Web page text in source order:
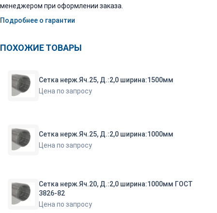
менеджером при оформлении заказа.
Подробнее о гарантии
ПОХОЖИЕ ТОВАРЫ
Сетка нерж.Яч.25, Д.:2,0 ширина:1500мм
Цена по запросу
Сетка нерж.Яч.25, Д.:2,0 ширина:1000мм
Цена по запросу
Сетка нерж.Яч.20, Д.:2,0 ширина:1000мм ГОСТ
3826-82
Цена по запросу